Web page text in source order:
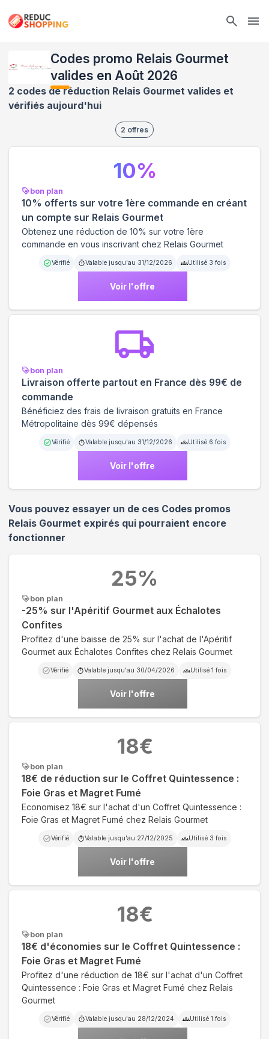
Codes promo Relais Gourmet
valides en Août 2026
2 codes de réduction Relais Gourmet valides et
vérifiés aujourd'hui
2 offres
bon plan
10% offerts sur votre 1ère commande en créant
un compte sur Relais Gourmet
Obtenez une réduction de 10% sur votre 1ère
commande en vous inscrivant chez Relais Gourmet
Vérifié Valable jusqu'au 31/12/2026 Utilisé 3 fois
Voir l'offre
10%
bon plan
Livraison offerte partout en France dès 99€ de
commande
Bénéficiez des frais de livraison gratuits en France
Métropolitaine dès 99€ dépensés
Vérifié Valable jusqu'au 31/12/2026 Utilisé 6 fois
Voir l'offre
Vous pouvez essayer un de ces Codes promos
Relais Gourmet expirés qui pourraient encore
fonctionner
bon plan
-25% sur l'Apéritif Gourmet aux Échalotes
Confites
Profitez d'une baisse de 25% sur l'achat de l'Apéritif
Gourmet aux Échalotes Confites chez Relais Gourmet
Vérifié Valable jusqu'au 30/04/2026 Utilisé 1 fois
Voir l'offre
25%
bon plan
18€ de réduction sur le Coffret Quintessence :
Foie Gras et Magret Fumé
Economisez 18€ sur l'achat d'un Coffret Quintessence :
Foie Gras et Magret Fumé chez Relais Gourmet
Vérifié Valable jusqu'au 27/12/2025 Utilisé 3 fois
Voir l'offre
18€
bon plan
18€ d'économies sur le Coffret Quintessence :
Foie Gras et Magret Fumé
Profitez d'une réduction de 18€ sur l'achat d'un Coffret
Quintessence : Foie Gras et Magret Fumé chez Relais
Gourmet
Vérifié Valable jusqu'au 28/12/2024 Utilisé 1 fois
18€